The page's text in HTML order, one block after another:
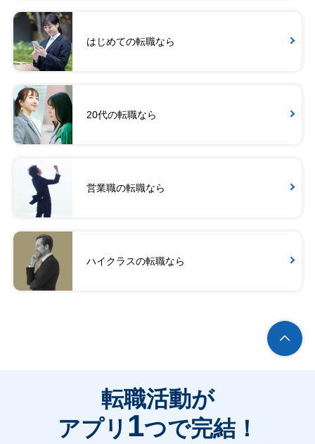
はじめての転職なら
20代の転職なら
営業職の転職なら
ハイクラスの転職なら
転職活動が
アプリ 1つで完結！